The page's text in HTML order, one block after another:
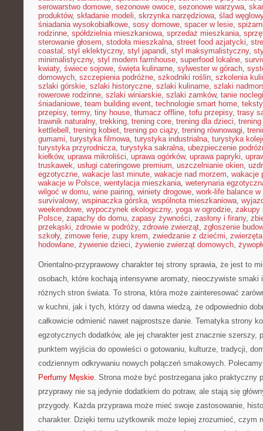
serowarstwo domowe, sezonowe owoce, sezonowe warzywa,
produktów, składanie modeli, skrzynka narzędziowa, ślad
śniadania wysokobiałkowe, sosy domowe, spacer w lesie,
rodzinne, spółdzielnia mieszkaniowa, sprzedaż mieszkania,
sterowanie głosem, stodoła mieszkalna, street food azjatycki,
coastal , styl eklektyczny, styl japandi, styl maksymalistyczny,
minimalistyczny, styl modern farmhouse, superfood lokalne,
kwiaty, świece sojowe, święta kulinarne, sylwester w górach,
domowych, szczepienia podróżne, szkodniki roślin, szkolenia
szlaki górskie, szlaki historyczne, szlaki kulinarne, szlaki
rowerowe rodzinne, szlaki winiarskie, szlaki zamków, tanie noclegi
śniadaniowe, team building event, technologie smart home,
przepisy, termy, tiny house, tłumacz offline, tofu przepisy, trasy
trawnik naturalny, trekking, trening core, trening dla dzieci,
kettlebell , trening kobiet, trening po ciąży, trening równowagi,
gumami, turystyka filmowa, turystyka industrialna, turystyka
turystyka przyrodnicza, turystyka sakralna, ubezpieczenie
kiełków, uprawa mikroliści, uprawa ogórków, uprawa papryki,
truskawek, usługi cateringowe premium, uszczelnianie okien,
egzotyczne, wakacje last minute, wakacje nad morzem, wakacje
wakacje w Polsce, wentylacja mieszkania, weterynaria
wilgoć w domu, wine pairing, winiety drogowe, work-life balance w
survivalowy, wspinaczka górska, wspólnota mieszkaniowa,
weekendowe, wypoczynek ekologiczny, yoga w ogrodzie, zakupy
Polsce, zapachy do domu, zapasy żywności, zasłony i firany,
przekąski, zdrowie w podróży, zdrowie zwierząt, zgłoszenie
szkoły, zimowe ferie, zupy krem, zwiedzanie z dziećmi,
hodowlane, żywienie dzieci, żywienie zwierząt domowych,
Orientalno-przyprawowy charakter tej strony sprawia, że jest to
osobach, które kochają intensywne aromaty, nieoczywiste smaki
różnych stron świata. To strona, która może zainteresować
w kuchni, jak i tych, którzy od dawna wiedzą, że odpowiednio
całkowicie odmienić nawet najprostsze danie. Tematyka strony
egzotycznych dodatków, ale jej charakter jest znacznie szerszy,
punktem wyjścia do opowieści o gotowaniu, kulturze, tradycji,
codziennym odkrywaniu nowych połączeń smakowych.
Perfumy Męskie. Strona może być postrzegana jako praktyczny
przyprawy nie są jedynie dodatkiem do potraw, ale stają się
przygody. Każda przyprawa może mieć swoje zastosowanie,
charakter. Dzięki temu użytkownik może lepiej zrozumieć, czym